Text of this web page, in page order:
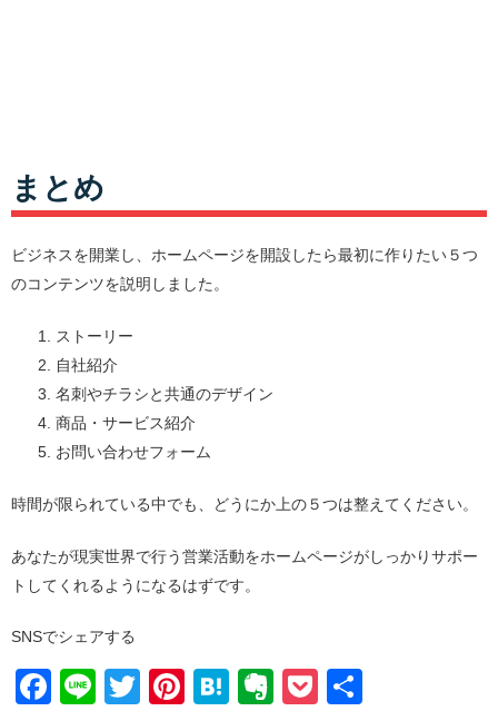
まとめ
ビジネスを開業し、ホームページを開設したら最初に作りたい５つ
のコンテンツを説明しました。
ストーリー
自社紹介
名刺やチラシと共通のデザイン
商品・サービス紹介
お問い合わせフォーム
時間が限られている中でも、どうにか上の５つは整えてください。
あなたが現実世界で行う営業活動をホームページがしっかりサポー
トしてくれるようになるはずです。
SNSでシェアする
Facebook
LineTwitterPinterest
Hatena
Evernote
Pocket